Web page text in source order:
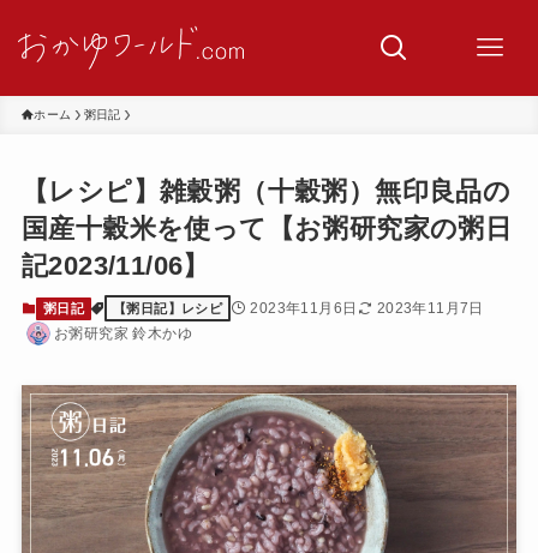
ホーム 粥日記
【レシピ】雑穀粥（十穀粥）無印良品の
国産十穀米を使って【お粥研究家の粥日
記2023/11/06】
粥日記 【粥日記】レシピ 2023年11月6日
2023年11月7日
お粥研究家 鈴木かゆ